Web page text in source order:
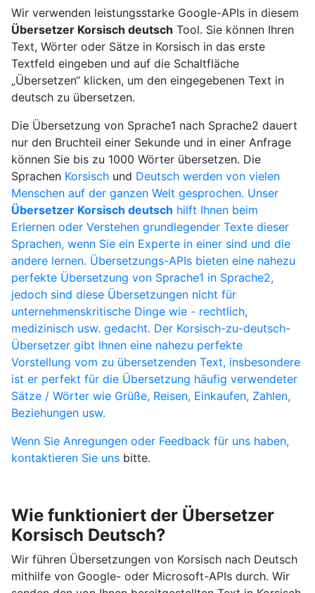
Wir verwenden leistungsstarke Google-APIs in diesem
Übersetzer Korsisch deutsch Tool. Sie können Ihren
Text, Wörter oder Sätze in Korsisch in das erste
Textfeld eingeben und auf die Schaltfläche
„Übersetzen“ klicken, um den eingegebenen Text in
deutsch zu übersetzen.
Die Übersetzung von Sprache1 nach Sprache2 dauert
nur den Bruchteil einer Sekunde und in einer Anfrage
können Sie bis zu 1000 Wörter übersetzen. Die
Sprachen Korsischund Deutsch werden von vielen
Menschen auf der ganzen Welt gesprochen. Unser
Übersetzer Korsisch deutsch hilft Ihnen beim
Erlernen oder Verstehen grundlegender Texte dieser
Sprachen, wenn Sie ein Experte in einer sind und die
andere lernen. Übersetzungs-APIs bieten eine nahezu
perfekte Übersetzung von Sprache1 in Sprache2,
jedoch sind diese Übersetzungen nicht für
unternehmenskritische Dinge wie - rechtlich,
medizinisch usw. gedacht. Der Korsisch-zu-deutsch-
Übersetzer gibt Ihnen eine nahezu perfekte
Vorstellung vom zu übersetzenden Text, insbesondere
ist er perfekt für die Übersetzung häufig verwendeter
Sätze / Wörter wie Grüße, Reisen, Einkaufen, Zahlen,
Beziehungen usw.
Wenn Sie Anregungen oder Feedback für uns haben,
kontaktieren Sie unsbitte.
Wie funktioniert der Übersetzer
Korsisch Deutsch?
Wir führen Übersetzungen von Korsisch nach Deutsch
mithilfe von Google- oder Microsoft-APIs durch. Wir